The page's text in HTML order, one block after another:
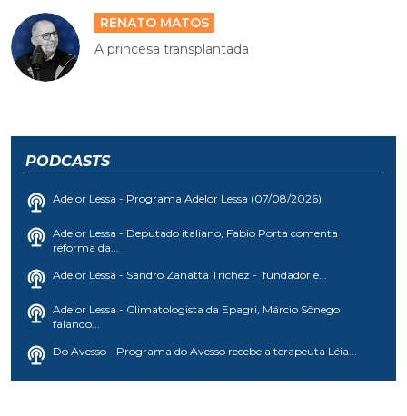
RENATO MATOS
A princesa transplantada
PODCASTS
Adelor Lessa - Programa Adelor Lessa (07/08/2026)
Adelor Lessa - Deputado italiano, Fabio Porta comenta
reforma da...
Adelor Lessa - Sandro Zanatta Trichez - fundador e...
Adelor Lessa - Climatologista da Epagri, Márcio Sônego
falando...
Do Avesso - Programa do Avesso recebe a terapeuta Léia...